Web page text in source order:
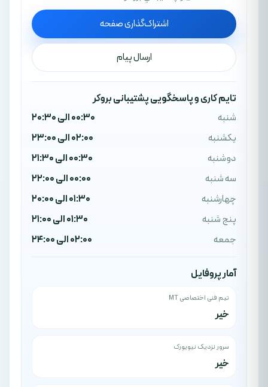
اشتراک‌گذاری صفحه
ارسال پیام
تایم کاری و پاسخگویی پشتیبانی بروکر
شنبه
00:30 الی 20:30
یکشنبه
02:00 الی 23:00
دوشنبه
00:30 الی 21:30
سه شنبه
00:00 الی 22:00
چهارشنبه
01:30 الی 20:00
پنج شنبه
01:30 الی 21:00
جمعه
02:00 الی 24:00
آمار پروفایل
تیم فنی اختصاصی MT
خیر
سرور نزدیک نیویورک
خیر